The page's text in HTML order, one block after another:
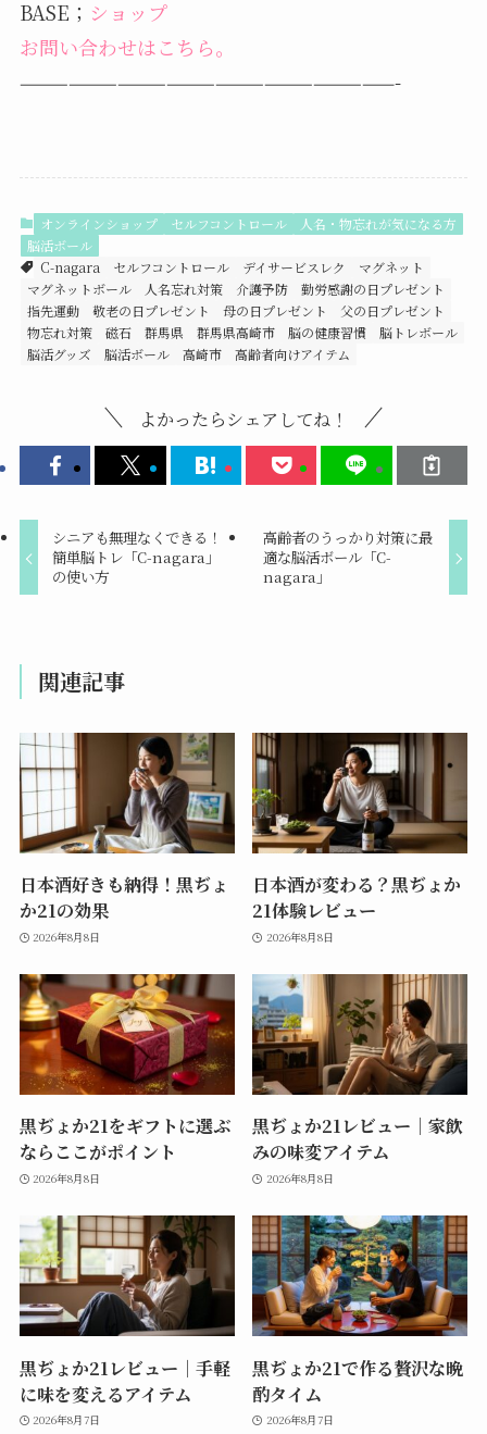
BASE； ショップ
お問い合わせはこちら。
———————————————————————-
オンラインショップ セルフコントロール
人名・物忘れが気になる方
脳活ボール
C-nagara
セルフコントロール デイサービスレク
マグネット
マグネットボール
人名忘れ対策 介護予防
勤労感謝の日プレゼント
指先運動
敬老の日プレゼント 母の日プレゼント
父の日プレゼント
物忘れ対策
磁石 群馬県 群馬県高崎市 脳の健康習慣
脳トレボール
脳活グッズ
脳活ボール 高崎市 高齢者向けアイテム
よかったらシェアしてね！
シニアも無理なくできる！
簡単脳トレ「C-nagara」
の使い方
高齢者のうっかり対策に最
適な脳活ボール「C-
nagara」
関連記事
日本酒好きも納得！黒ぢょ
か21の効果
2026年8月8日
日本酒が変わる？黒ぢょか
21体験レビュー
2026年8月8日
黒ぢょか21をギフトに選ぶ
ならここがポイント
2026年8月8日
黒ぢょか21レビュー｜家飲
みの味変アイテム
2026年8月8日
黒ぢょか21レビュー｜手軽
に味を変えるアイテム
2026年8月7日
黒ぢょか21で作る贅沢な晩
酌タイム
2026年8月7日